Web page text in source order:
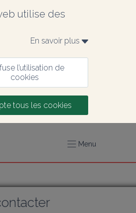
utilise des
En savoir plus
l’utilisation de
cookies
tous les cookies
Menu